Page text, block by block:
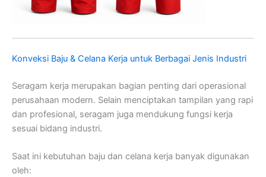
Konveksi Baju & Celana Kerja untuk Berbagai Jenis Industri
Seragam kerja merupakan bagian penting dari operasional
perusahaan modern. Selain menciptakan tampilan yang rapi
dan profesional, seragam juga mendukung fungsi kerja
sesuai bidang industri.
Saat ini kebutuhan baju dan celana kerja banyak digunakan
oleh: